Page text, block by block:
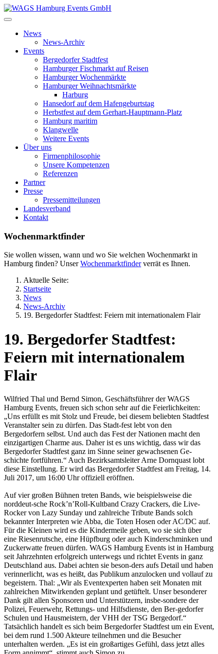
News
News-Archiv
Events
Bergedorfer Stadtfest
Hamburger Fischmarkt auf Reisen
Hamburger Wochenmärkte
Hamburger Weihnachtsmärkte
Harburg
Hansedorf auf dem Hafengeburtstag
Herbstfest auf dem Gerhart-Hauptmann-Platz
Hamburg maritim
Klangwelle
Weitere Events
Über uns
Firmenphilosophie
Unsere Kompetenzen
Referenzen
Partner
Presse
Pressemitteilungen
Landesverband
Kontakt
Wochenmarktfinder
Sie wollen wissen, wann und wo Sie welchen Wochenmarkt in
Hamburg finden? UnserWochenmarktfinderverrät es Ihnen.
Aktuelle Seite:
Startseite
News
News-Archiv
19. Bergedorfer Stadtfest: Feiern mit internationalem Flair
19. Bergedorfer Stadtfest:
Feiern mit internationalem
Flair
Wilfried Thal und Bernd Simon, Geschäftsführer der WAGS
Hamburg Events, freuen sich schon sehr auf die Feierlichkeiten:
„Uns erfüllt es mit Stolz und Freude, bei diesem beliebten Stadtfest
Veranstalter sein zu dürfen. Das Stadt-fest lebt von den
Bergedorfern selbst. Und auch das Fest der Nationen macht den
einzigartigen Charme aus. Daher ist es uns wichtig, dass wir das
Bergedorfer Stadtfest ganz im Sinne seiner gewachsenen Ge-
schichte fortführen.“ Auch Bezirksamtsleiter Arne Dornquast lobt
diese Einstellung. Er wird das Bergedorfer Stadtfest am Freitag, 14.
Juli 2017, um 16:00 Uhr offiziell eröffnen.
Auf vier großen Bühnen treten Bands, wie beispielsweise die
norddeut-sche Rock’n’Roll-Kultband Crazy Crackers, die Live-
Rocker von Lazy Sunday und zahlreiche Tribute Bands solch
bekannter Interpreten wie Abba, die Toten Hosen oder AC/DC auf.
Für die Kleinen wird es die Kindermeile geben, wo sie sich über
eine Riesenrutsche, eine Hüpfburg oder auch Kinderschminken und
Zuckerwatte freuen dürfen. WAGS Hamburg Events ist in Hamburg
seit Jahrzehnten erfolgreich unterwegs und richtet Events in ganz
Deutschland aus. Dabei achten sie beson-ders aufs Detail und haben
verinnerlicht, was es heißt, das Publikum anzulocken und vollauf zu
begeistern. Thal: „Wir als Eventexperten haben seit Monaten mit
zahlreichen Mitwirkenden geplant und getüftelt. Unser besonderer
Dank gilt allen Sponsoren und Unterstützern, insbe-sondere der
Polizei, Feuerwehr, Rettungs- und Hilfsdienste, den Ber-gedorfer
Schulen und Hausmeistern, der VHH der TSG Bergedorf.“
Tatsächlich handelt es sich beim Bergedorfer Stadtfest um ein Event,
bei dem rund 1.500 Akteure teilnehmen und die Besucher
unterhalten werden. „Es ist ein großartiges Gefühl, dass jetzt alles